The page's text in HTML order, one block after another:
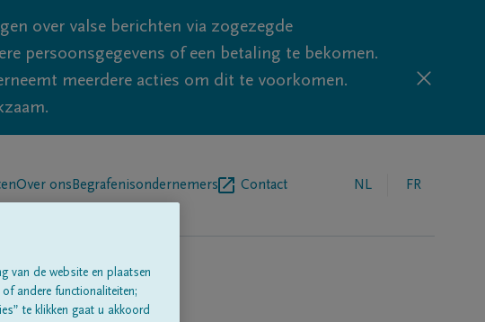
over valse berichten via zogezegde
persoonsgegevens of een betaling te bekomen.
meerdere acties om dit te voorkomen.
Over ons Begrafenisondernemers Contact NL FR
van de website en plaatsen
andere functionaliteiten;
te klikken gaat u akkoord